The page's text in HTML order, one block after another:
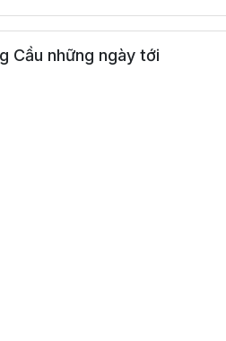
Cầu những ngày tới